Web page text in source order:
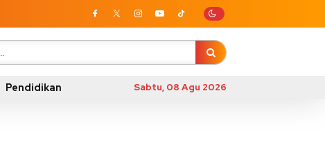
Pendidikan Sabtu, 08 Agu 2026